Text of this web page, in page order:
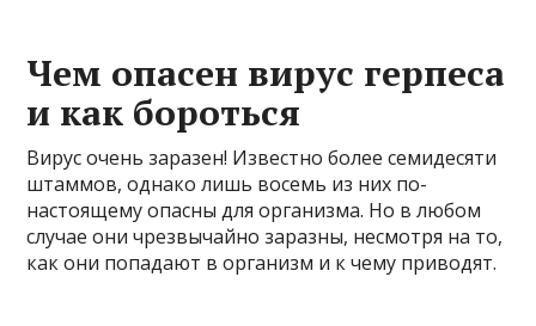
Чем опасен вирус герпеса
и как бороться
Вирус очень заразен! Известно более семидесяти
штаммов, однако лишь восемь из них по-
настоящему опасны для организма. Но в любом
случае они чрезвычайно заразны, несмотря на то,
как они попадают в организм и к чему приводят.